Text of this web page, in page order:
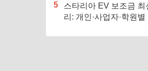
5
스타리아 EV 보조금 최
리: 개인·사업자·학원별